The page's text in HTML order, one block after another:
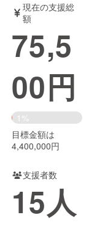
書籍・雑誌
チャレンジ
Creation
コミュニティ
現在の支援総
額
75,5
00円
1%
目標金額は
4,400,000円
支援者数
15人